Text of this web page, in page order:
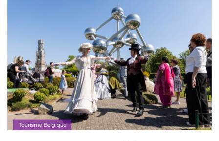
Tourisme Belgique